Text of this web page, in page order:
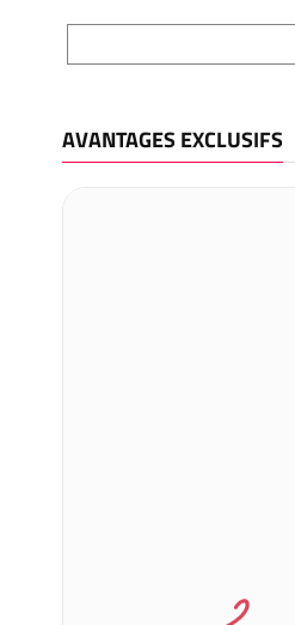
AVANTAGES EXCLUSIFS